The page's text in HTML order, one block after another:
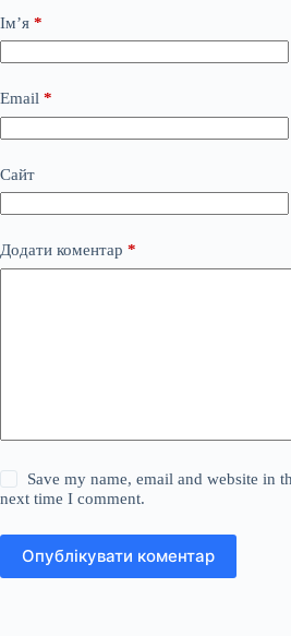
Ім’я *
Email *
Сайт
Додати коментар *
Save my name, email and website in
next time I comment.
Опублікувати коментар